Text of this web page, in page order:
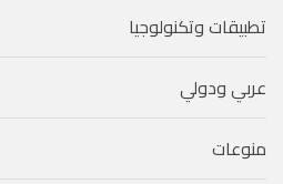
تطبيقات وتكنولوجيا
عربي ودولي
منوعات